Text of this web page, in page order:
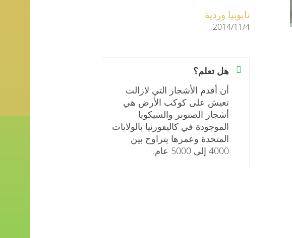
تابوبيا وردية
2014/11/4
هل تعلم؟
أن أقدم الأشجار التي لازالت
تعيش على كوكب الأرض هي
أشجار الصنوبر والسيكويا
الموجودة في كاليفورنيا بالولايات
المتحدة وعمرها يتراوح بين
4000 إلى 5000 عام.